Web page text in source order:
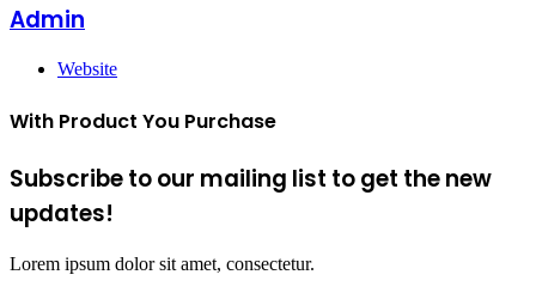
Admin
Website
With Product You Purchase
Subscribe to our mailing list to get the new
updates!
Lorem ipsum dolor sit amet, consectetur.